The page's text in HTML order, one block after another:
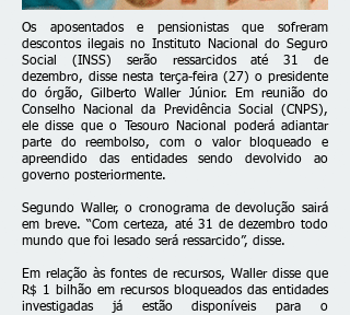
Os aposentados e pensionistas que sofreram
descontos ilegais no Instituto Nacional do Seguro
Social (INSS) serão ressarcidos até 31 de
dezembro, disse nesta terça-feira (27) o presidente
do órgão, Gilberto Waller Júnior. Em reunião do
Conselho Nacional da Previdência Social (CNPS),
ele disse que o Tesouro Nacional poderá adiantar
parte do reembolso, com o valor bloqueado e
apreendido das entidades sendo devolvido ao
governo posteriormente.
Segundo Waller, o cronograma de devolução sairá
em breve. “Com certeza, até 31 de dezembro todo
mundo que foi lesado será ressarcido”, disse.
Em relação às fontes de recursos, Waller disse que
R$ 1 bilhão em recursos bloqueados das entidades
investigadas já estão disponíveis para o